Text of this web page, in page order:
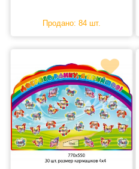
Продано: 84 шт.